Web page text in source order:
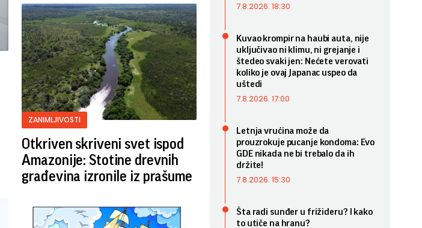
ZANIMLJIVOSTI
Otkriven skriveni svet ispod
Amazonije: Stotine drevnih
građevina izronile iz prašume
7.8.2026. 18:30
Kuvao krompir na haubi auta, nije
uključivao ni klimu, ni grejanje i
štedeo svaki jen: Nećete verovati
koliko je ovaj Japanac uspeo da
uštedi
7.8.2026. 17:00
Letnja vrućina može da
prouzrokuje pucanje kondoma: Evo
GDE nikada ne bi trebalo da ih
držite!
7.8.2026. 15:30
Šta radi sunđer u frižideru? I kako
to utiče na hranu?